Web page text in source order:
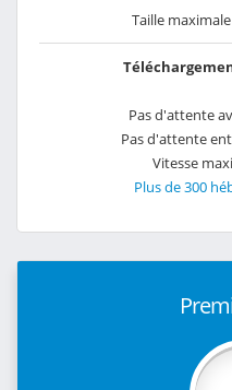
Taille
Pas d'attente
Pas d'attente
Vitesse
Plus de 300